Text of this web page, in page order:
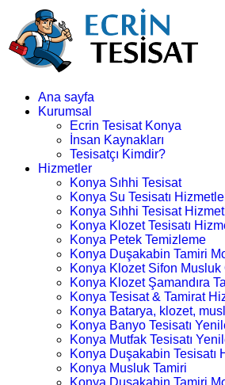
Ana sayfa
Kurumsal
Ecrin Tesisat Konya
İnsan Kaynakları
Tesisatçı Kimdir?
Hizmetler
Konya Sıhhi Tesisat
Konya Su Tesisatı
Konya Sıhhi Tesisat
Konya Klozet Tesisatı
Konya Petek Temizleme
Konya Duşakabin Tamiri
Konya Klozet Sifon Musluk
Konya Klozet Şamandıra
Konya Tesisat & Tamirat
Konya Batarya, klozet,
Konya Banyo Tesisatı
Konya Mutfak Tesisatı
Konya Duşakabin Tesisatı
Konya Musluk Tamiri